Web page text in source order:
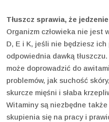
Tłuszcz sprawia, że
Organizm człowieka nie jest
D, E i K, jeśli nie będziesz ich
odpowiednia dawką tłuszczu.
może doprowadzić do
problemów, jak suchość
skurcze mięśni i słaba
Witaminy są niezbędne
skupienia się na pracy i